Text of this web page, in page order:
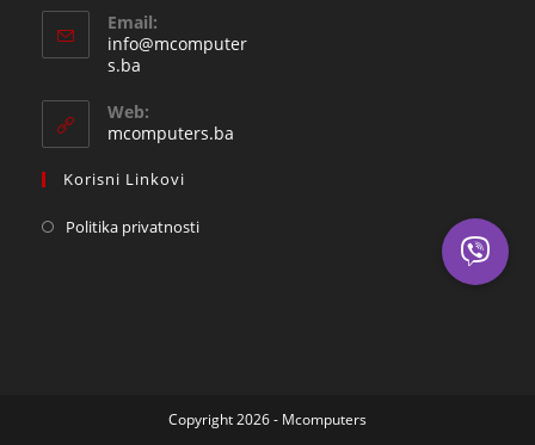
application
in
your
Email:
info@mcomputer
s.ba
your
application
Web:
mcomputers.ba
Korisni Linkovi
Politika privatnosti
Copyright 2026 - Mcomputers